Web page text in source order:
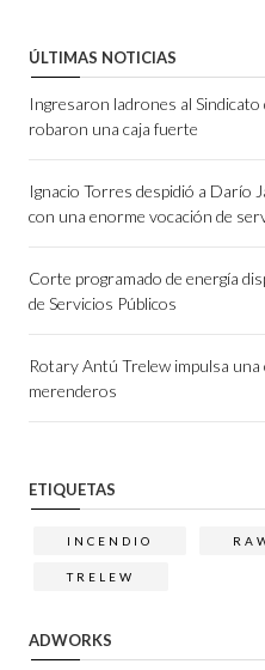
ÚLTIMAS NOTICIAS
Ingresaron ladrones al
robaron una caja fuerte
Ignacio Torres despidió a Darío
con una enorme vocación de
Corte programado de energía
de Servicios Públicos
Rotary Antú Trelew impulsa
merenderos
ETIQUETAS
INCENDIO
TRELEW
ADWORKS